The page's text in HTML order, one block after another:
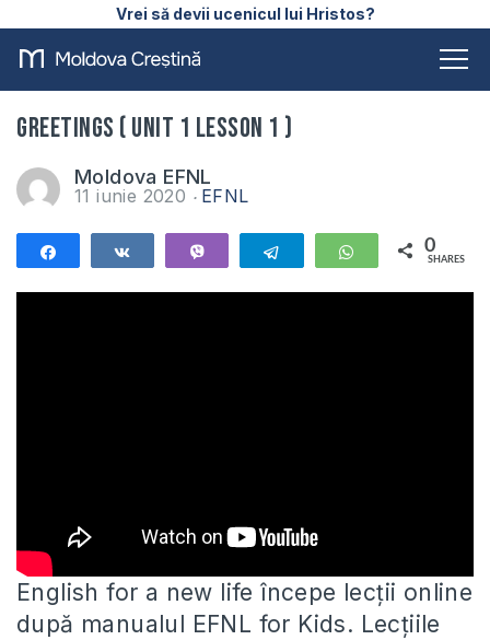
Vrei să devii ucenicul lui Hristos?
Greetings ( Unit 1 Lesson 1 )
Moldova EFNL
11 iunie 2020 EFNL
Telegram WhatsApp
0
SHARES
English for a new life începe lecții online
după manualul EFNL for Kids. Lecțiile